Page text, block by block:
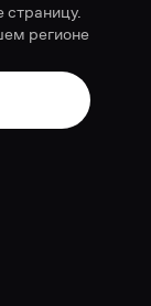
страницу.
регионе